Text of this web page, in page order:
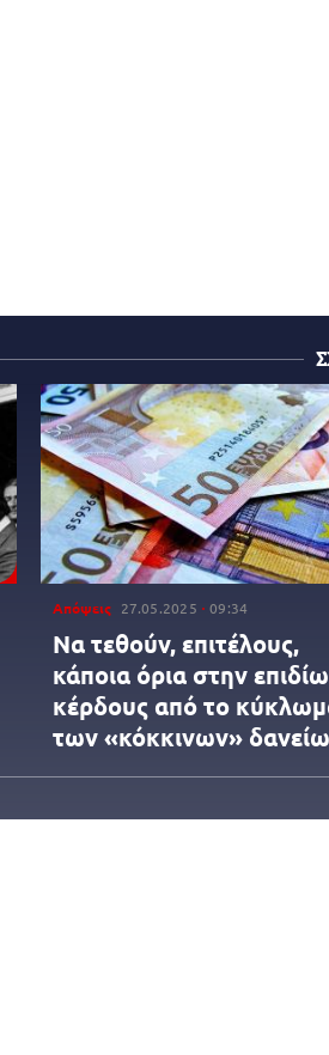
Απόψεις 27.05.2025 09:34
Να τεθούν, επιτέλους,
κάποια όρια στην
κέρδους από το
των «κόκκινων»